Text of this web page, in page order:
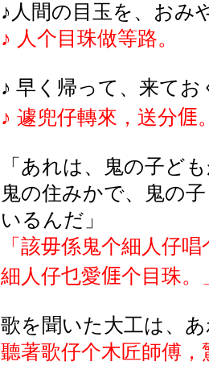
♪ 人間の目玉を、おみ
♪ 人个目珠做等路。
♪ 早 く 帰って 、来てお
♪ 遽兜仔轉來，送分𠊎
「 あれは、鬼の子ど
鬼の住みかで、鬼の
いるんだ」
「該毋係鬼个細人仔
細人仔乜愛𠊎个目珠。
歌を聞いた大工は、
聽著歌仔个木匠師傅